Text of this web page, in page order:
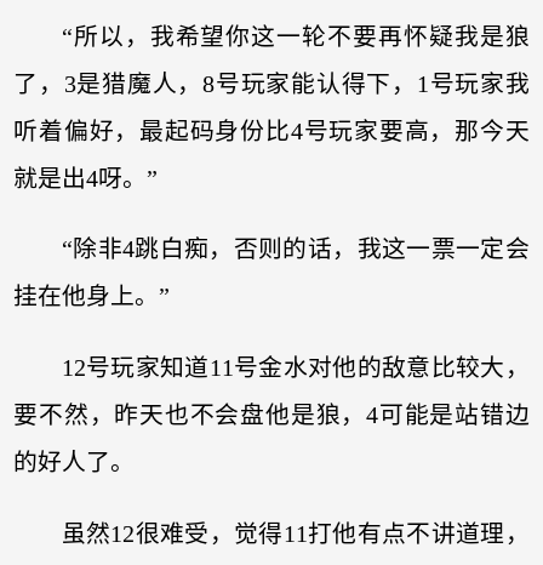
“所以，我希望你这一轮不要再怀疑我是狼
了，3是猎魔人，8号玩家能认得下，1号玩家我
听着偏好，最起码身份比4号玩家要高，那今天
就是出4呀。”
“除非4跳白痴，否则的话，我这一票一定会
挂在他身上。”
12号玩家知道11号金水对他的敌意比较大，
要不然，昨天也不会盘他是狼，4可能是站错边
的好人了。
虽然12很难受，觉得11打他有点不讲道理，